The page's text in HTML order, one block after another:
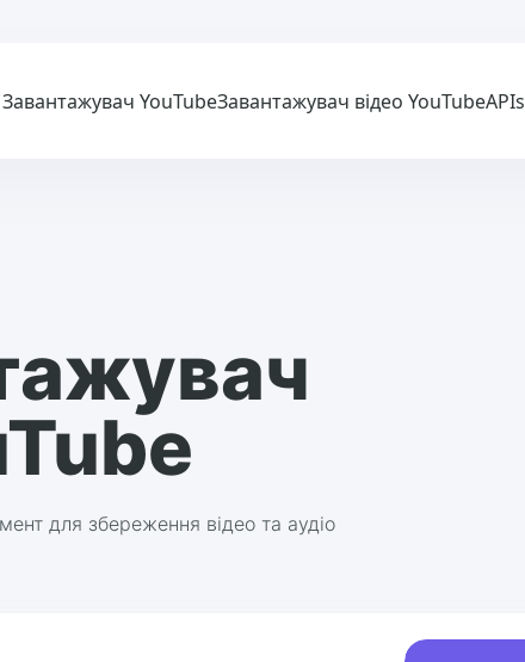
Завантажувач YouTubeЗавантажувач відео YouTubeAPIs
для збереження відео та аудіо